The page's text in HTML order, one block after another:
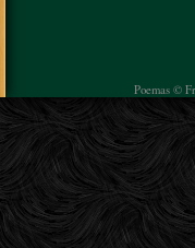
Poemas ©